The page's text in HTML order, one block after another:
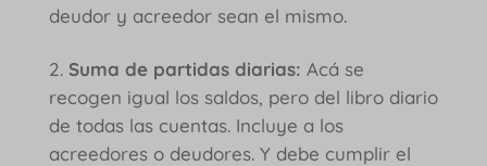
deudor y acreedor sean el mismo.
Suma de partidas diarias: Acá se
recogen igual los saldos, pero del libro diario
de todas las cuentas. Incluye a los
acreedores o deudores. Y debe cumplir el